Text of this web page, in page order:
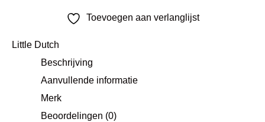
Toevoegen aan verlanglijst
Little Dutch
Beschrijving
Aanvullende informatie
Merk
Beoordelingen (0)